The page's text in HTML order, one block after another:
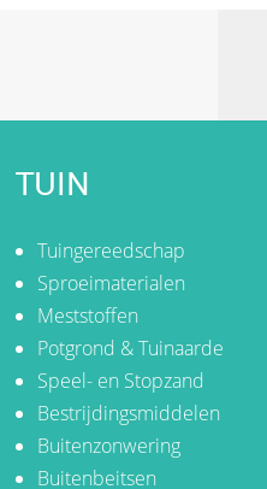
TUIN
Tuingereedschap
Sproeimaterialen
Meststoffen
Potgrond & Tuinaarde
Speel- en Stopzand
Bestrijdingsmiddelen
Buitenzonwering
Buitenbeitsen